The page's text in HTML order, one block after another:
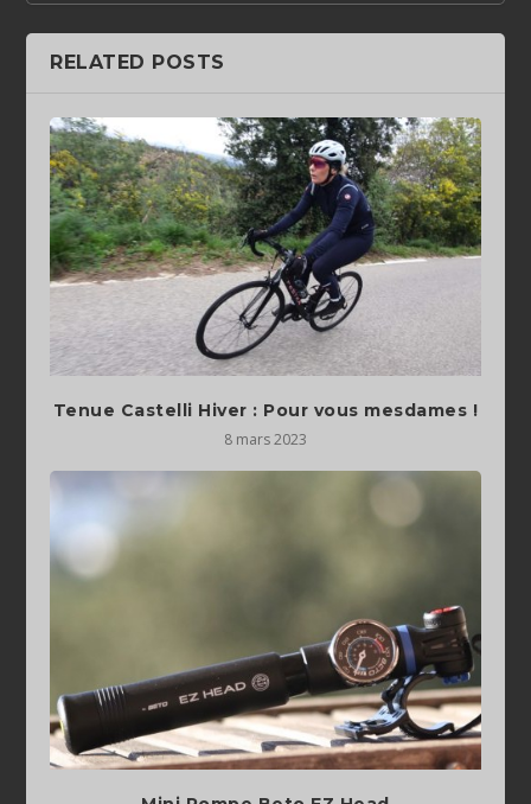
RELATED POSTS
Tenue Castelli Hiver : Pour vous mesdames !
8 mars 2023